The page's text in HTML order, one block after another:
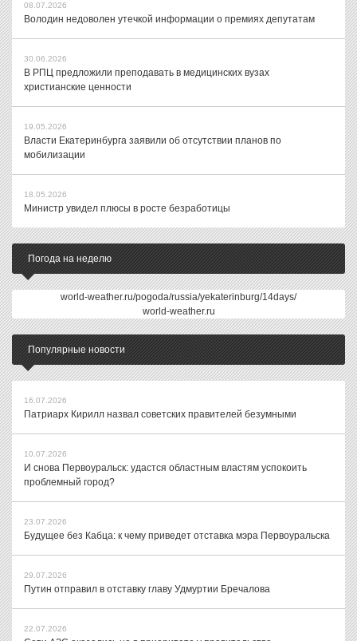
08.07.2026
Володин недоволен утечкой информации о премиях депутатам
30.06.2026
В РПЦ предложили преподавать в медицинских вузах
христианские ценности
19.05.2026
Власти Екатеринбурга заявили об отсутствии планов по
мобилизации
18.05.2026
Министр увидел плюсы в росте безработицы
Погода на неделю
world-weather.ru/pogoda/russia/yekaterinburg/14days/
world-weather.ru
Популярные новости
16.07.2026
Патриарх Кирилл назвал советских правителей безумными
10.07.2026
И снова Первоуральск: удастся областным властям успокоить
проблемный город?
23.07.2026
Будущее без Кабца: к чему приведет отставка мэра Первоуральска
29.07.2026
Путин отправил в отставку главу Удмуртии Бречалова
22.07.2026